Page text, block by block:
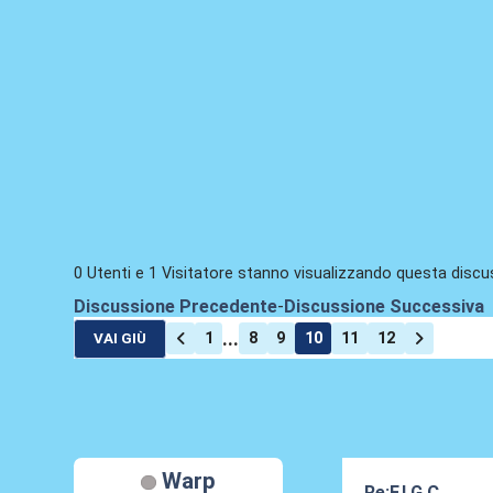
0 Utenti e 1 Visitatore stanno visualizzando questa
Discussione Precedente- Discussione Successiva
VAI GIÙ 1 ... 8 9 10 11 12
Warp